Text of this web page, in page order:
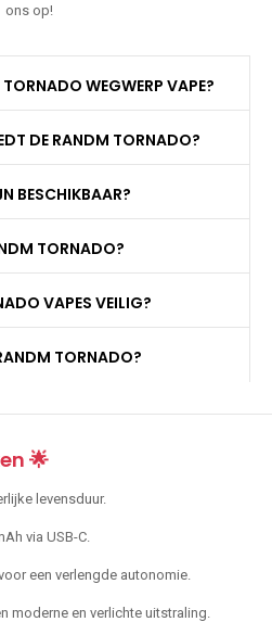
ons op!
WEGWERP VAPE?
DE RANDM TORNADO?
BESCHIKBAAR?
TORNADO?
VAPES VEILIG?
TORNADO?
🌟
levensduur.
via USB-C.
een verlengde autonomie.
moderne en verlichte uitstraling.